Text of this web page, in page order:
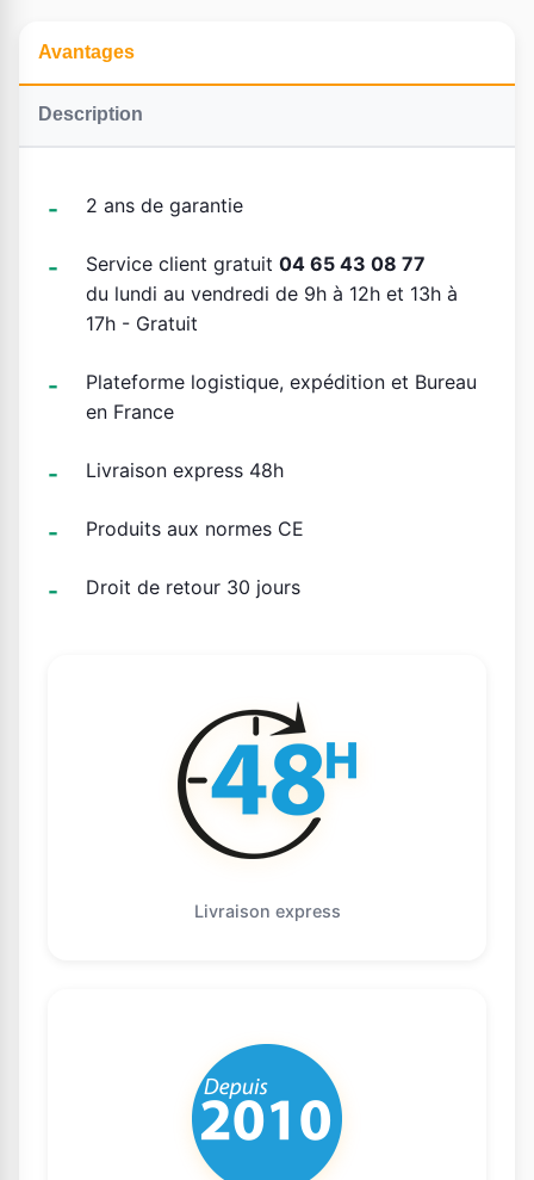
Avantages
Description
2 ans de garantie
Service client gratuit 04 65 43 08 77
du lundi au vendredi de 9h à 12h et 13h à
17h - Gratuit
Plateforme logistique, expédition et Bureau
en France
Livraison express 48h
Produits aux normes CE
Droit de retour 30 jours
Livraison express